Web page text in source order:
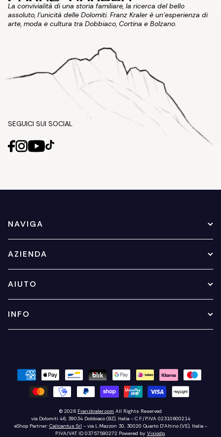
La convivialità di una storia familiare, la ricerca del bello
assoluto, l'unicità delle Dolomiti. Franz Kraler è un'esperienza di
arte, moda e cultura tra Dobbiaco, Cortina e Bolzano.
SEGUICI SUI SOCIAL
NAVIGA
AZIENDA
AIUTO
INFO
© 2026 Franzkraler.com All Rights Reserved
via Dolomiti 46, 39034 Dobbiaco (BZ), Italia - C.F./P.IVA 02310600214
eShop Partner: Calicantus Srl - via L.Mazzon 30, 30020 Quarto D'Altino (VE), Italia -
P.IVA/VAT ID 03757590272 Powered by Visiodp.